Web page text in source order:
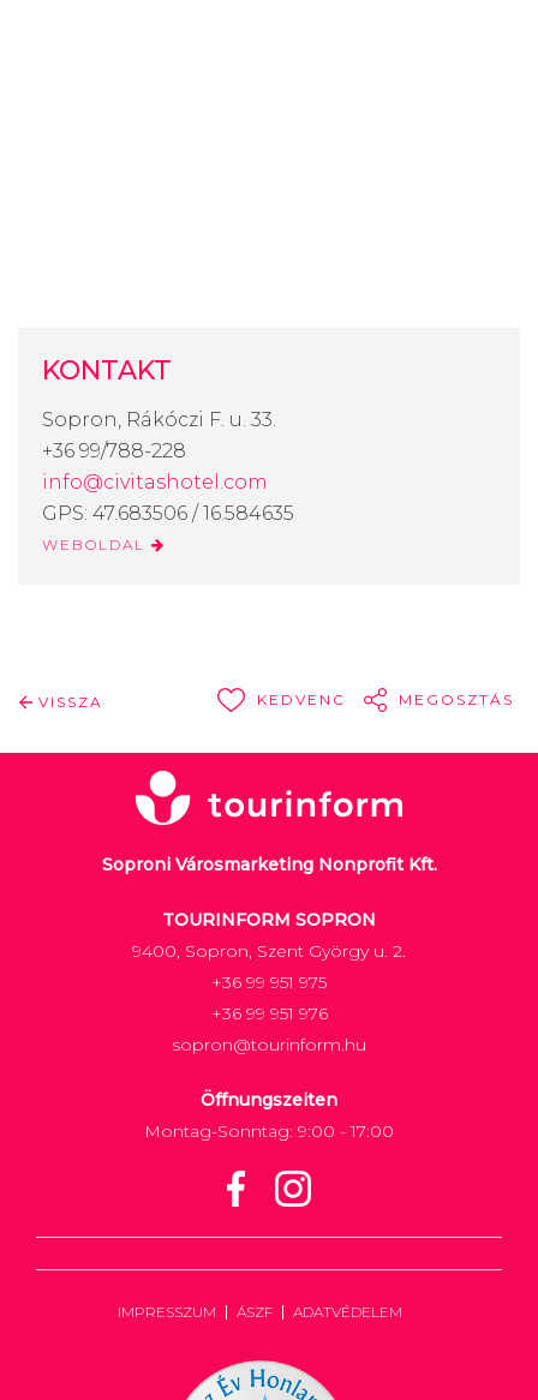
KONTAKT
Sopron, Rákóczi F. u. 33.
+36 99/788-228
info@civitashotel.com
GPS: 47.683506 / 16.584635
WEBOLDAL
VISSZA KEDVENC MEGOSZTÁS
Soproni Városmarketing Nonprofit Kft.
TOURINFORM SOPRON
9400, Sopron, Szent György u. 2.
+36 99 951 975
+36 99 951 976
sopron@tourinform.hu
Öffnungszeiten
Montag-Sonntag: 9:00 - 17:00
IMPRESSZUM ÁSZF ADATVÉDELEM